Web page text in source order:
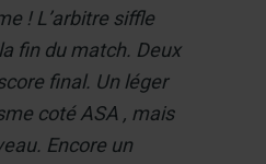
! L’arbitre siffle
fin du match. Deux
final. Un léger
coté ASA , mais
Encore un